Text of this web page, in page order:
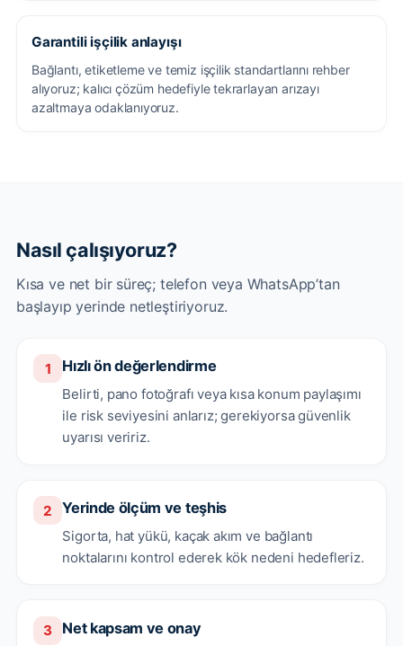
Garantili işçilik anlayışı
Bağlantı, etiketleme ve temiz işçilik standartlarını rehber
alıyoruz; kalıcı çözüm hedefiyle tekrarlayan arızayı
azaltmaya odaklanıyoruz.
Nasıl çalışıyoruz?
Kısa ve net bir süreç; telefon veya WhatsApp’tan
başlayıp yerinde netleştiriyoruz.
1 Hızlı ön değerlendirme
Belirti, pano fotoğrafı veya kısa konum paylaşımı
ile risk seviyesini anlarız; gerekiyorsa güvenlik
uyarısı veririz.
2 Yerinde ölçüm ve teşhis
Sigorta, hat yükü, kaçak akım ve bağlantı
noktalarını kontrol ederek kök nedeni hedefleriz.
3 Net kapsam ve onay